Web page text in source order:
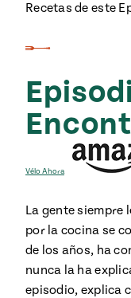
Recetas de este
Vélo Ahora
La gente siempre
por la cocina se
de los años, ha
nunca la ha
episodio, explica